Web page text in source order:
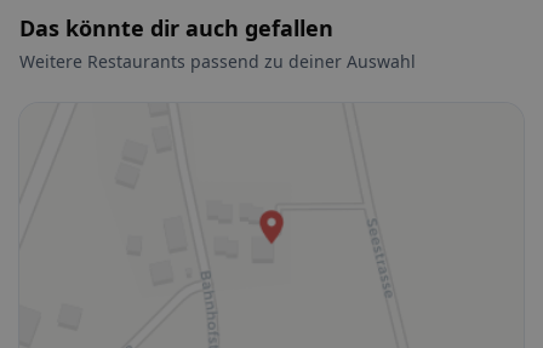
Das könnte dir auch gefallen
Weitere Restaurants passend zu deiner Auswahl